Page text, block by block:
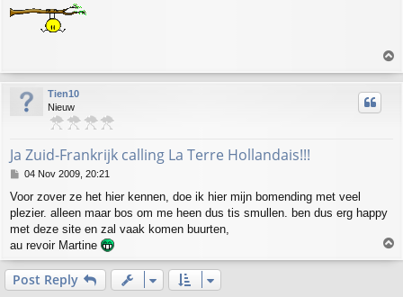
p
Tien10
Nieuw
Ja Zuid-Frankrijk calling La Terre Hollandais!!!
P
s
t
04 Nov 2009, 20:21
Voor zover ze het hier kennen, doe ik hier mijn bomending met veel
plezier. alleen maar bos om me heen dus tis smullen. ben dus erg happy
met deze site en zal vaak komen buurten,
au revoir Martine
Post Reply